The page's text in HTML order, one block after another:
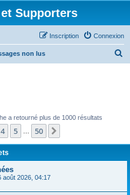
Supporters
Connexion
Inscription
non lus
a retourné plus de 1000 résultats
4 5 50
août 2026, 04:17